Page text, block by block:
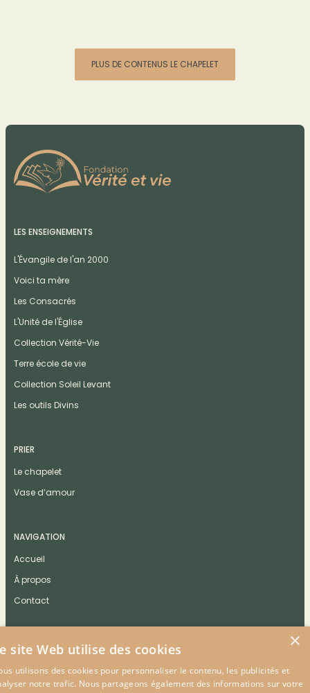
PLUS DE CONTENUS LE CHAPELET
LES ENSEIGNEMENTS
L'Évangile de l'an 2000
Voici ta mère
Les Consacrés
L'Unité de l'Église
Collection Vérité-Vie
Terre école de vie
Collection Soleil Levant
Les outils Divins
PRIER
Le chapelet
Vase d’amour
NAVIGATION
Accueil
À propos
Contact
CONTACT
×
site Web utilise des cookies
utilisons des cookies pour personnaliser le contenu, les publicités et
notre trafic. Nous partageons également des informations sur votre